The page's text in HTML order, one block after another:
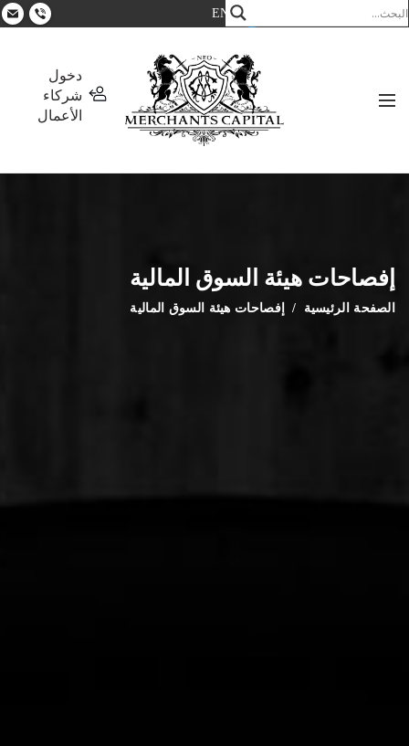
EN
دخول
شركاء
الأعمال
إفصاحات هيئة السوق المالية
الصفحة الرئيسية إفصاحات هيئة السوق المالية